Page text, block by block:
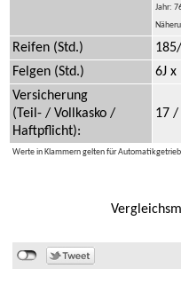
Jahr:
Reifen (Std.)
Felgen (Std.)
6J x
Versicherung
(Teil- / Vollkasko /
Haftpflicht):
17 /
Werte in Klammern gelten für